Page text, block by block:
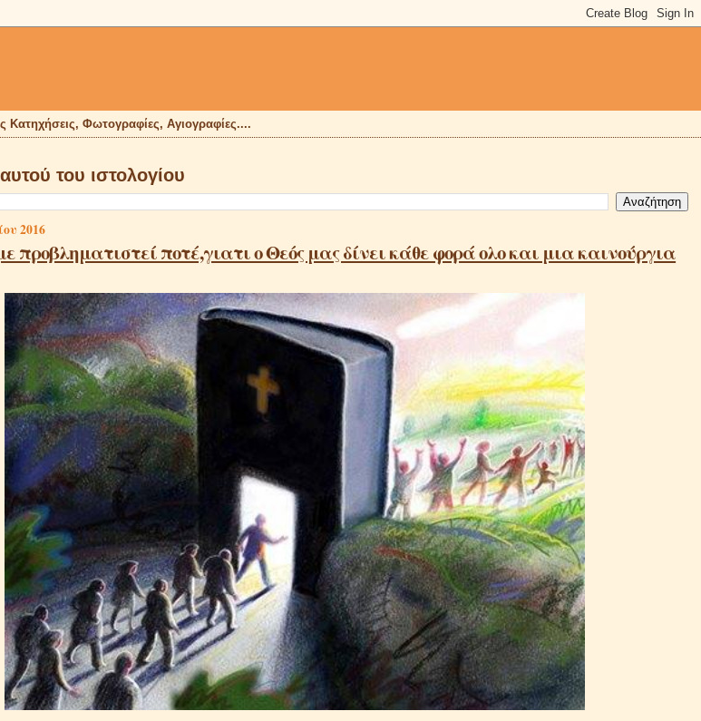
Κατηχήσεις, Φωτογραφίες, Αγιογραφίες....
του ιστολογίου
2016
προβληματιστεί ποτέ,γιατι ο Θεός μας δίνει κάθε φορά ολο και μια καινούργια